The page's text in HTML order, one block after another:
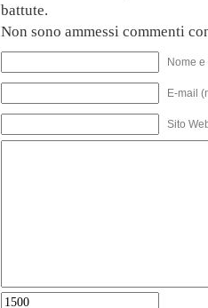
battute.
Non sono ammessi commenti
Nome
E-mail
Sito